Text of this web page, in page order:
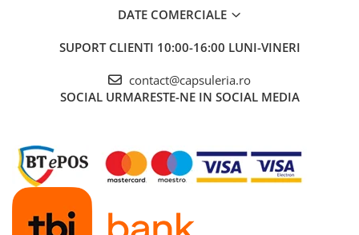
DATE COMERCIALE
SUPORT CLIENTI 10:00-16:00 LUNI-VINERI
contact@capsuleria.ro
SOCIAL URMARESTE-NE IN SOCIAL MEDIA